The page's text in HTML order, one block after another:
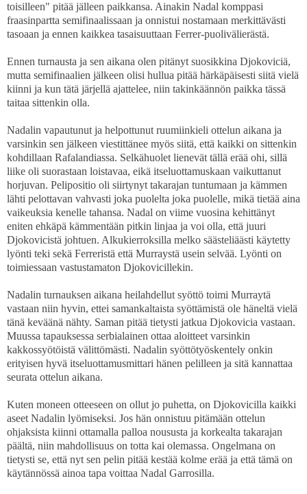
toisilleen" pitää jälleen paikkansa. Ainakin Nadal komppasi
fraasinpartta semifinaalissaan ja onnistui nostamaan merkittävästi
tasoaan ja ennen kaikkea tasaisuuttaan Ferrer-puolivälierästä.
Ennen turnausta ja sen aikana olen pitänyt suosikkina Djokoviciä,
mutta semifinaalien jälkeen olisi hullua pitää härkäpäisesti siitä vielä
kiinni ja kun tätä järjellä ajattelee, niin takinkäännön paikka tässä
taitaa sittenkin olla.
Nadalin vapautunut ja helpottunut ruumiinkieli ottelun aikana ja
varsinkin sen jälkeen viestittänee myös siitä, että kaikki on sittenkin
kohdillaan Rafalandiassa. Selkähuolet lienevät tällä erää ohi, sillä
liike oli suorastaan loistavaa, eikä itseluottamuskaan vaikuttanut
horjuvan. Pelipositio oli siirtynyt takarajan tuntumaan ja kämmen
lähti pelottavan vahvasti joka puolelta joka puolelle, mikä tietää aina
vaikeuksia kenelle tahansa. Nadal on viime vuosina kehittänyt
eniten ehkäpä kämmentään pitkin linjaa ja voi olla, että juuri
Djokovicistä johtuen. Alkukierroksilla melko säästeliäästi käytetty
lyönti teki sekä Ferreristä että Murraystä usein selvää. Lyönti on
toimiessaan vastustamaton Djokovicillekin.
Nadalin turnauksen aikana heilahdellut syöttö toimi Murraytä
vastaan niin hyvin, ettei samankaltaista syöttämistä ole häneltä vielä
tänä keväänä nähty. Saman pitää tietysti jatkua Djokovicia vastaan.
Muussa tapauksessa serbialainen ottaa aloitteet varsinkin
kakkossyötöistä välittömästi. Nadalin syöttötyöskentely onkin
erityisen hyvä itseluottamusmittari hänen pelilleen ja sitä kannattaa
seurata ottelun aikana.
Kuten moneen otteeseen on ollut jo puhetta, on Djokovicilla kaikki
aseet Nadalin lyömiseksi. Jos hän onnistuu pitämään ottelun
ohjaksista kiinni ottamalla palloa noususta ja korkealta takarajan
päältä, niin mahdollisuus on totta kai olemassa. Ongelmana on
tietysti se, että nyt sen pelin pitää kestää kolme erää ja että tämä on
käytännössä ainoa tapa voittaa Nadal Garrosilla.